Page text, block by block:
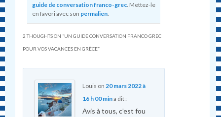
guide de conversation franco-grec . Mettez-le
en favori avec son permalien
2 THOUGHTS ON “UN GUIDE CONVERSATION FRANCO GREC
POUR VOS VACANCES EN GRÈCE”
Louis on 20 mars 2022 à
16 h 00 mina dit :
Avis à tous, c’est fou